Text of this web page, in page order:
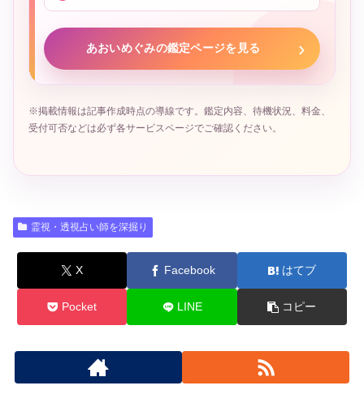
あおいめぐみの鑑定ページを見る
※掲載情報は記事作成時点の導線です。鑑定内容、待機状況、料金、
受付可否などは必ず各サービスページでご確認ください。
霊視・透視占い師を深掘り
X Facebook はてブ
Pocket LINE コピー